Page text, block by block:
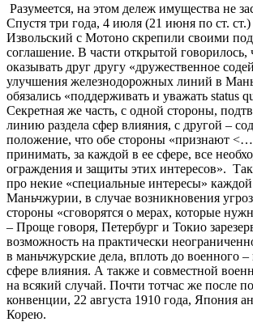
Разумеется, на этом дележ имущества не
Спустя три года, 4 июля (21 июня по ст. ст.)
Извольский с Мотоно скрепили своими
соглашение. В части открытой говорилось,
оказывать друг другу «дружественное
улучшения железнодорожных линий в
обязались «поддерживать и уважать status
Секретная же часть, с одной стороны,
линию раздела сфер влияния, с другой –
положение, что обе стороны «признают
принимать, за каждой в ее сфере, все
ограждения и защиты этих интересов».
про некие «специальные интересы» каждой
Маньчжурии, в случае возникновения
стороны «сговорятся о мерах, которые
– Проще говоря, Петербург и Токио
возможность на практически
в маньчжурские дела, вплоть до военного –
сфере влияния. А также и совместной
на всякий случай. Почти тотчас же после
конвенции, 22 августа 1910 года, Япония
Корею.